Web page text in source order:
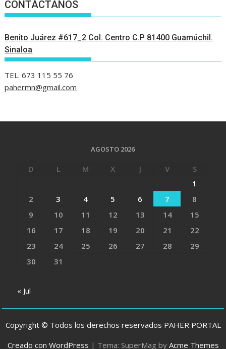
CONTÁCTANOS
Benito Juárez #617_2 Col. Centro C.P 81400 Guamúchil.
Sinaloa
TEL. 673 115 55 76
pahermn@gmail.com
AGOSTO 2026
D L M X J V
S
1
2
3 4 5 6 7
8
9
10 11 12 13 14
15
16
17 18 19 20 21
22
23
24 25 26 27 28
29
30
31
« Jul
Copyright © Todos los derechos reservados PAHER PORTAL
Creado con WordPress | Tema: SuperMag by Acme Themes